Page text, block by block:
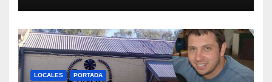
LOCALES PORTADA